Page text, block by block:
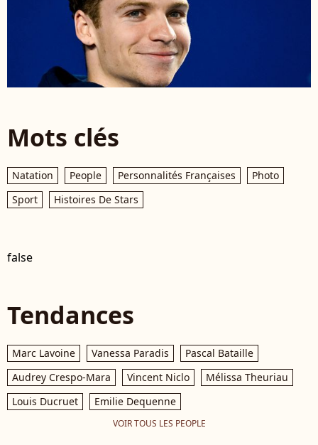
Mots clés
Natation People Personnalités Françaises
Photo
Sport
Histoires De Stars
false
Tendances
Marc Lavoine Vanessa Paradis
Pascal Bataille
Audrey Crespo-Mara
Vincent Niclo
Mélissa Theuriau
Louis Ducruet
Emilie Dequenne
VOIR TOUS LES PEOPLE